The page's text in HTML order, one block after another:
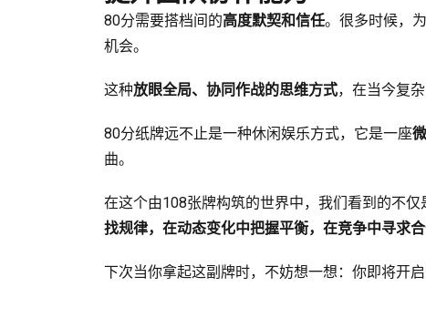
80分需要搭档间的高度默契和信任。很多时候，
机会。
这种放眼全局、协同作战的思维方式，在当今复
80分纸牌远不止是一种休闲娱乐方式，它是一座
曲。
在这个由108张牌构筑的世界中，我们看到的不
找规律，在动态变化中把握平衡，在竞争中寻求
下次当你拿起这副牌时，不妨想一想：你即将开